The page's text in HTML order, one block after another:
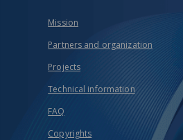
Mission
Partners and organization
Projects
Technical information
FAQ
Copyrights